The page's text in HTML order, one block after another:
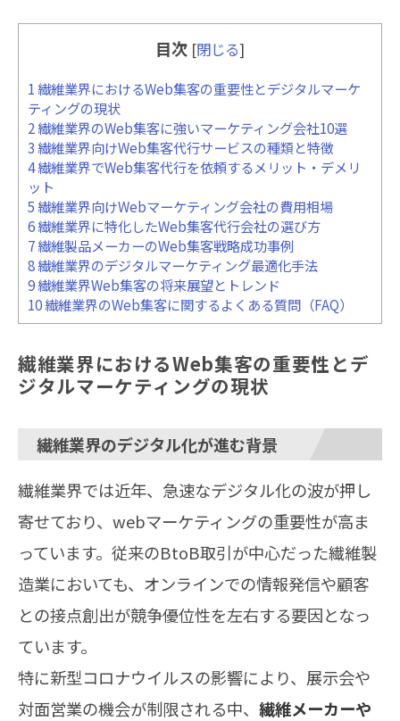
目次 [閉じる]
1 繊維業界におけるWeb集客の重要性とデジタルマーケ
ティングの現状
2繊維業界のWeb集客に強いマーケティング会社10選
3 繊維業界向けWeb集客代行サービスの種類と特徴
4繊維業界でWeb集客代行を依頼するメリット・デメリ
ット
5 繊維業界向けWebマーケティング会社の費用相場
6繊維業界に特化したWeb集客代行会社の選び方
7繊維製品メーカーのWeb集客戦略成功事例
8繊維業界のデジタルマーケティング最適化手法
9繊維業界Web集客の将来展望とトレンド
10繊維業界のWeb集客に関するよくある質問（FAQ）
繊維業界におけるWeb集客の重要性とデ
ジタルマーケティングの現状
繊維業界のデジタル化が進む背景
繊維業界では近年、急速なデジタル化の波が押し
寄せており、webマーケティングの重要性が高ま
っています。従来のBtoB取引が中心だった繊維製
造業においても、オンラインでの情報発信や顧客
との接点創出が競争優位性を左右する要因となっ
ています。
特に新型コロナウイルスの影響により、展示会や
対面営業の機会が制限される中、 繊維メーカーや